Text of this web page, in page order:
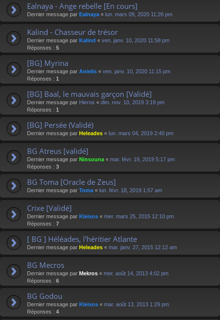
Ealnaya - Ange rebelle [En cours]
Dernier message par Ealnaya « lun. mars 09, 2020 11:26 pm
Kalind - Chasseur de trésor
Dernier message par Kalind « ven. janv. 10, 2020 11:58 pm
Réponses : 5
[BG] Myrina
Dernier message par Anielis « ven. janv. 10, 2020 11:15 pm
Réponses : 1
[BG] Baal, le mauvais garçon [Validé]
Dernier message par Hieros « dim. nov. 10, 2019 3:19 pm
Réponses : 1
[BG] Persée (Validé)
Dernier message par Heleades « lun. mars 04, 2019 2:40 pm
BG Atreus [validé]
Dernier message par Ninsouna « mar. févr. 19, 2019 5:17 pm
Réponses : 3
BG Toma [Oracle de Zeus]
Dernier message par Toma « lun. févr. 18, 2019 1:57 am
Crixe [Validé]
Dernier message par Kleisos « mer. mars 25, 2015 12:10 pm
Réponses : 7
[ BG ] Héléades, l'héritier Atlante
Dernier message par Heleades « mar. janv. 27, 2015 12:12 am
BG Mecros
Dernier message par Mekros « mer. août 14, 2013 4:02 pm
Réponses : 6
BG Godou
Dernier message par Kleisos « mar. août 13, 2013 1:29 pm
Réponses : 4